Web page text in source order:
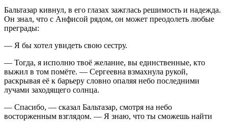
Бальтазар кивнул, в его глазах зажглась решимость и надежда.
Он знал, что с Анфисой рядом, он может преодолеть любые
преграды:
— Я бы хотел увидеть свою сестру.
— Тогда, я исполню твоё желание, вы единственные, кто
выжил в том помёте. — Сергеевна взмахнула рукой,
раскрывая её к барьеру словно опаляя небо последними
лучами заходящего солнца.
— Спасибо, — сказал Бальтазар, смотря на небо
восторженным взглядом. — Я знаю, что ты сможешь найти